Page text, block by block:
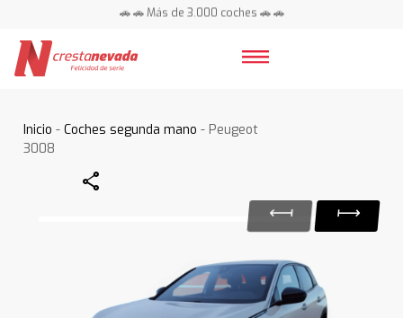
🚗 🚗 Más de 3.000 coches 🚗 🚗
Inicio -Coches segunda mano - Peugeot
3008
Share